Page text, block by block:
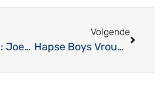
In Memoriam: Joep Arts
Volgende
Hapse Boys Vrouwen 1 werken aan doelsaldo!